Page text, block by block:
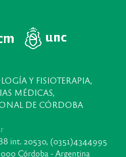
Y FISIOTERAPIA,
MÉDICAS,
DE CÓRDOBA
int. 20530, (0351)4344995
Córdoba - Argentina